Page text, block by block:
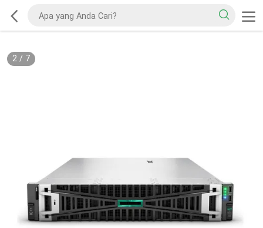
2/ 7